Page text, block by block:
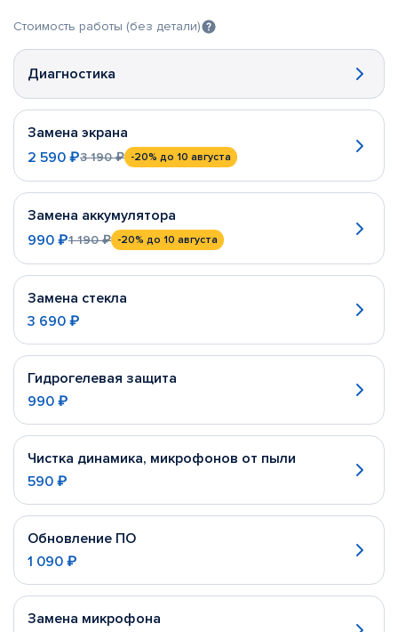
Стоимость работы (без детали)
Диагностика
Замена экрана
2 590 ₽3 190 ₽ -20% до 10 августа
Замена аккумулятора
990 ₽1 190 ₽ -20% до 10 августа
Замена стекла
3 690 ₽
Гидрогелевая защита
990 ₽
Чистка динамика, микрофонов от пыли
590 ₽
Обновление ПО
1 090 ₽
Замена микрофона